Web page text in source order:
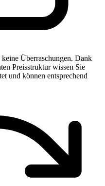
Überraschungen. Dank
Preisstruktur wissen Sie
und können entsprechend